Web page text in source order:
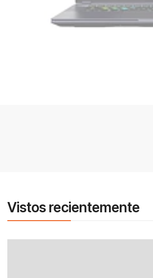
Vistos recientemente